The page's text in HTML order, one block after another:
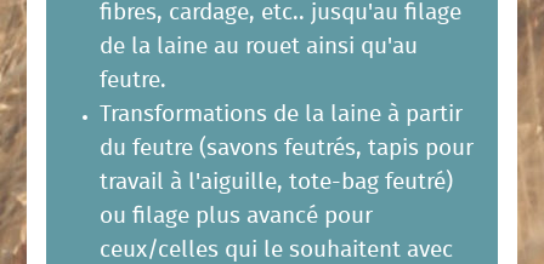
fibres, cardage, etc.. jusqu'au filage
de la laine au rouet ainsi qu'au
feutre.
Transformations de la laine à partir
du feutre (savons feutrés, tapis pour
travail à l'aiguille, tote-bag feutré)
ou filage plus avancé pour
ceux/celles qui le souhaitent avec